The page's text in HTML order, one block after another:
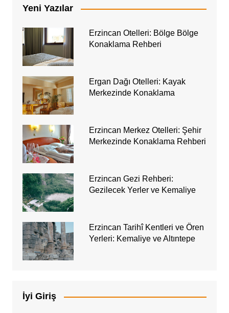
Yeni Yazılar
Erzincan Otelleri: Bölge Bölge
Konaklama Rehberi
Ergan Dağı Otelleri: Kayak
Merkezinde Konaklama
Erzincan Merkez Otelleri: Şehir
Merkezinde Konaklama Rehberi
Erzincan Gezi Rehberi:
Gezilecek Yerler ve Kemaliye
Erzincan Tarihî Kentleri ve Ören
Yerleri: Kemaliye ve Altıntepe
İyi Giriş